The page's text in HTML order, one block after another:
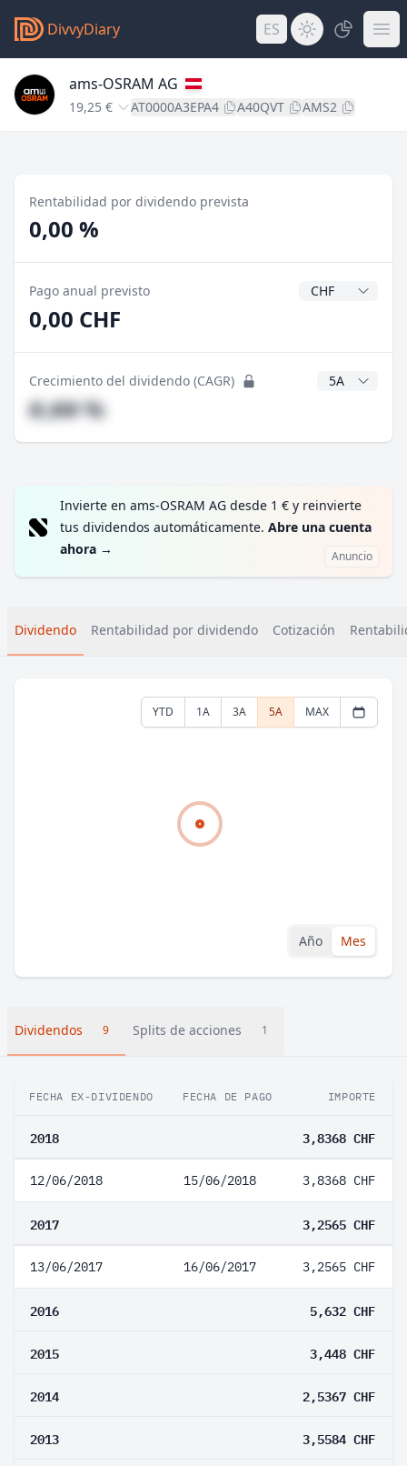
DivvyDiary ES
ams-OSRAM AG
19,25 € AT0000A3EPA4 A40QVT AMS2
Rentabilidad por dividendo prevista
0,00 %
Pago anual previsto Divisa del
0,00 CHF
Crecimiento del dividendo (CAGR) Años CAGR
#,## %
Invierte en ams-OSRAM AG desde 1 € y reinvierte
tus dividendos automáticamente. Abre una cuenta
ahora → Anuncio
Dividendo Rentabilidad por dividendo Cotización
YTD 1A 3A 5A MAX
Año Mes
Dividendos 9 Splits de acciones 1
FECHA EX-DIVIDENDO FECHA DE PAGO IMPORTE
2018 3,8368 CHF
12/06/2018 15/06/2018 3,8368 CHF
2017 3,2565 CHF
13/06/2017 16/06/2017 3,2565 CHF
2016 5,632 CHF
2015 3,448 CHF
2014 2,5367 CHF
2013 3,5584 CHF